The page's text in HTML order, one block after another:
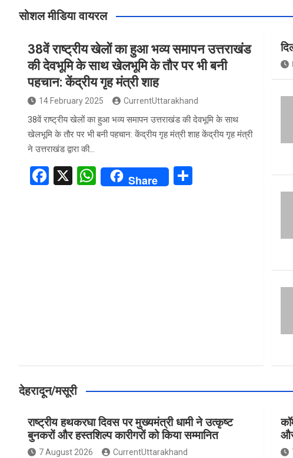
सोशल मीडिया वायरल
38वें राष्ट्रीय खेलों का हुआ भव्य समापन उत्तराखंड
की देवभूमि के साथ खेलभूमि के तौर पर भी बनी
पहचान: केंद्रीय गृह मंत्री शाह
14 February 2025 CurrentUttarakhand
38वें राष्ट्रीय खेलों का हुआ भव्य समापन उत्तराखंड की देवभूमि के साथ
खेलभूमि के तौर पर भी बनी पहचान: केंद्रीय गृह मंत्री शाह केंद्रीय गृह मंत्री
ने उत्तराखंड द्वारा की…
F
X
W
Share
देहरादून/मसूरी
राष्ट्रीय हथकरघा दिवस पर मुख्यमंत्री धामी ने उत्कृष्ट
बुनकरों और हस्तशिल्प कारीगरों को किया सम्मानित
7 August 2026 CurrentUttarakhand